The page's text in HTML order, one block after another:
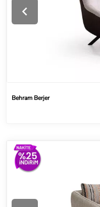
Behram Berjer